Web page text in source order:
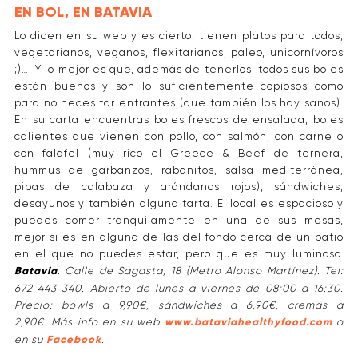
EN BOL, EN BATAVIA
Lo dicen en su web y es cierto: tienen platos para todos,
vegetarianos, veganos, flexitarianos, paleo, unicornívoros
;)… Y lo mejor es que, además de tenerlos, todos sus boles
están buenos y son lo suficientemente copiosos como
para no necesitar entrantes (que también los hay sanos).
En su carta encuentras boles frescos de ensalada, boles
calientes que vienen con pollo, con salmón, con carne o
con falafel (muy rico el Greece & Beef de ternera,
hummus de garbanzos, rabanitos, salsa mediterránea,
pipas de calabaza y arándanos rojos), sándwiches,
desayunos y también alguna tarta. El local es espacioso y
puedes comer tranquilamente en una de sus mesas,
mejor si es en alguna de las del fondo cerca de un patio
en el que no puedes estar, pero que es muy luminoso.
Batavia. Calle de Sagasta, 18 (Metro Alonso Martínez). Tel:
672 443 340. Abierto de lunes a viernes de 08:00 a 16:30.
Precio: bowls a 9,90€, sándwiches a 6,90€, cremas a
2,90€. Más info en su web www.bataviahealthyfood.como
en su Facebook.